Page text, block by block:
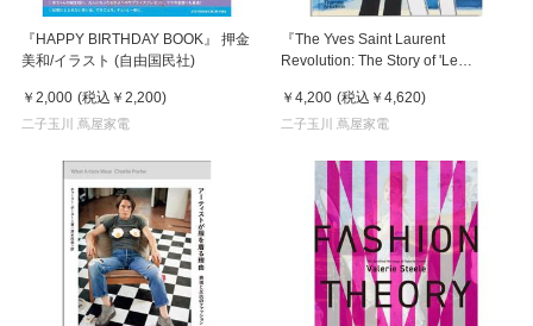
『HAPPY BIRTHDAY BOOK』 押金
美和/イラスト (自由国民社)
￥2,000 (税込 ￥2,200)
二子玉川 蔦屋家電
『The Yves Saint Laurent
Revolution: The Story of 'Le
￥4,200 (税込 ￥4,620)
二子玉川 蔦屋家電